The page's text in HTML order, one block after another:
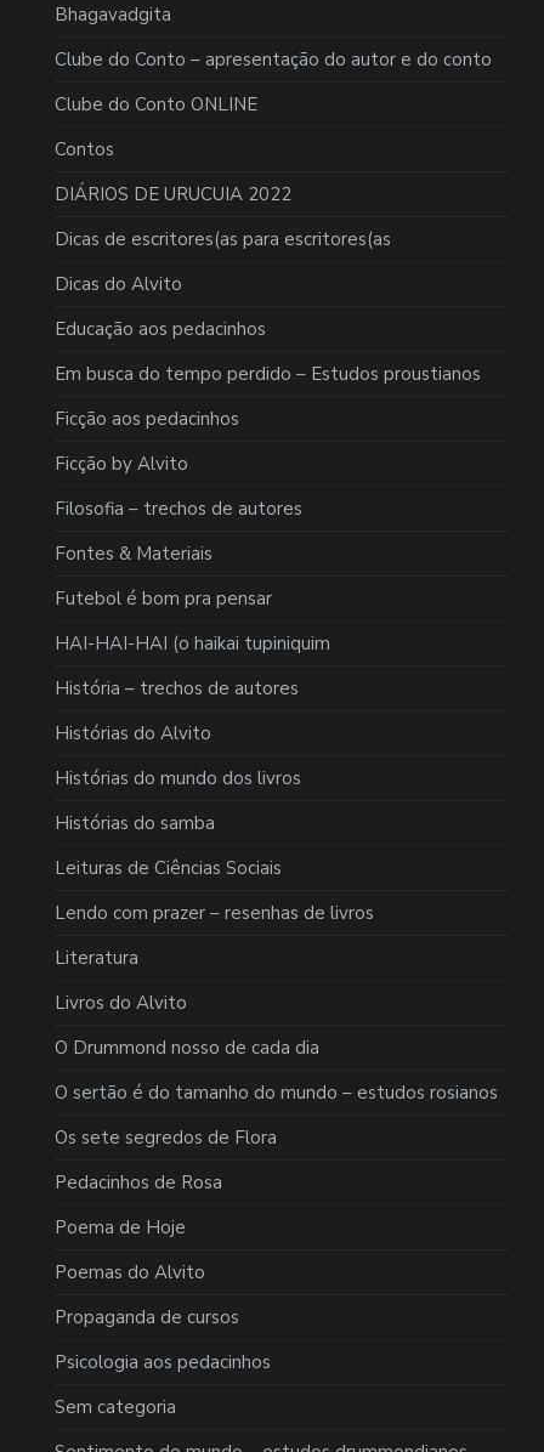
Bhagavadgita
Clube do Conto – apresentação do autor e do conto
Clube do Conto ONLINE
Contos
DIÁRIOS DE URUCUIA 2022
Dicas de escritores(as para escritores(as
Dicas do Alvito
Educação aos pedacinhos
Em busca do tempo perdido – Estudos proustianos
Ficção aos pedacinhos
Ficção by Alvito
Filosofia – trechos de autores
Fontes & Materiais
Futebol é bom pra pensar
HAI-HAI-HAI (o haikai tupiniquim
História – trechos de autores
Histórias do Alvito
Histórias do mundo dos livros
Histórias do samba
Leituras de Ciências Sociais
Lendo com prazer – resenhas de livros
Literatura
Livros do Alvito
O Drummond nosso de cada dia
O sertão é do tamanho do mundo – estudos rosianos
Os sete segredos de Flora
Pedacinhos de Rosa
Poema de Hoje
Poemas do Alvito
Propaganda de cursos
Psicologia aos pedacinhos
Sem categoria